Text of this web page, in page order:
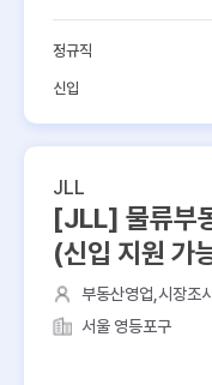
정규직
신입
JLL
[JLL] 물류부
(신입 지원 가
부동산영업,시장조
서울 영등포구